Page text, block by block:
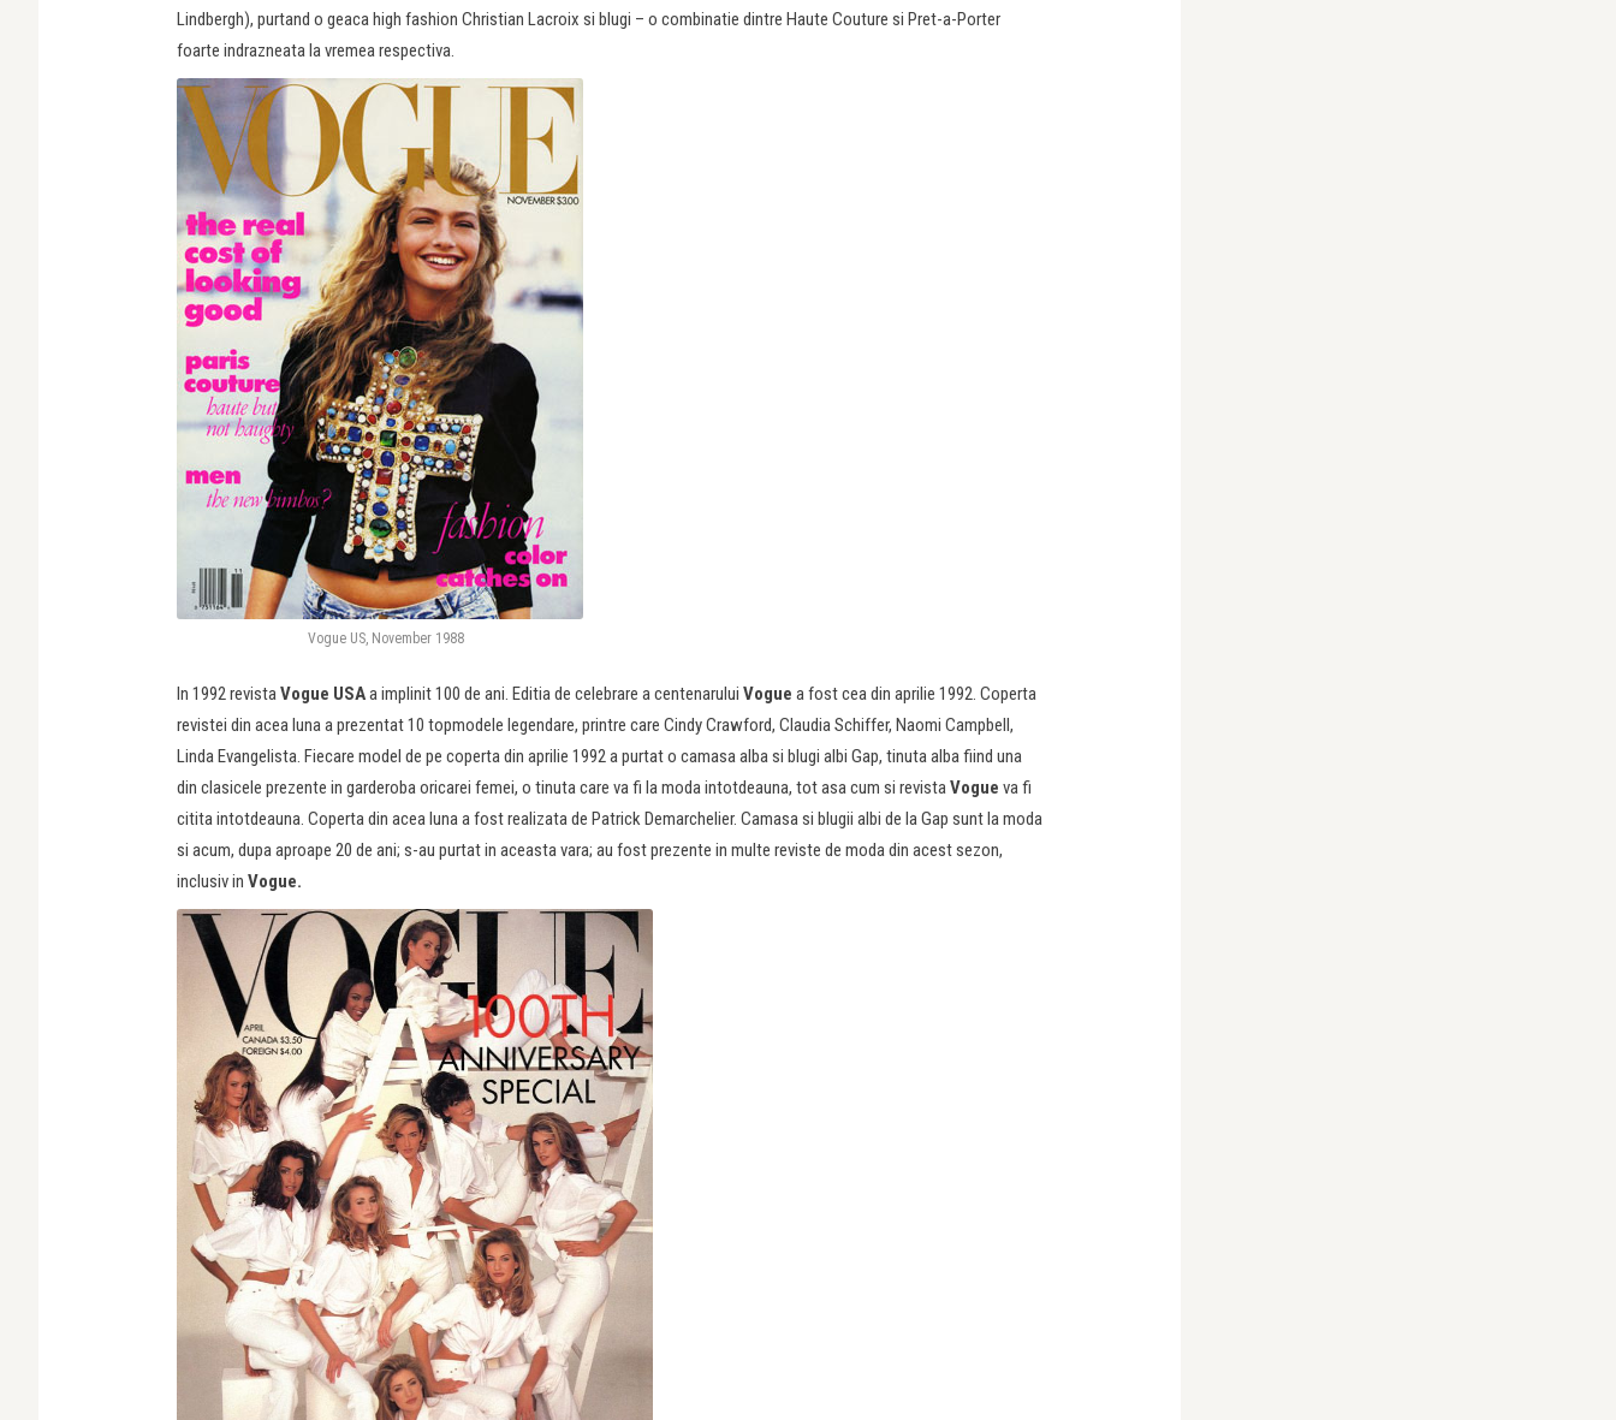
Lindbergh), purtand o geaca high fashion Christian Lacroix si blugi – o combinatie dintre Haute Couture si Pret-a-Porter
foarte indrazneata la vremea respectiva.
Vogue US, November 1988
In 1992 revistaVogue USAa implinit 100 de ani. Editia de celebrare a centenarului Vogue a fost cea din aprilie 1992. Coperta
revistei din acea luna a prezentat 10 topmodele legendare, printre care Cindy Crawford, Claudia Schiffer, Naomi Campbell,
Linda Evangelista. Fiecare model de pe coperta din aprilie 1992 a purtat o camasa alba si blugi albi Gap, tinuta alba fiind una
din clasicele prezente in garderoba oricarei femei, o tinuta care va fi la moda intotdeauna, tot asa cum si revistaVogue va fi
citita intotdeauna. Coperta din acea luna a fost realizata de Patrick Demarchelier. Camasa si blugii albi de la Gap sunt la moda
si acum, dupa aproape 20 de ani; s-au purtat in aceasta vara; au fost prezente in multe reviste de moda din acest sezon,
inclusiv in Vogue.